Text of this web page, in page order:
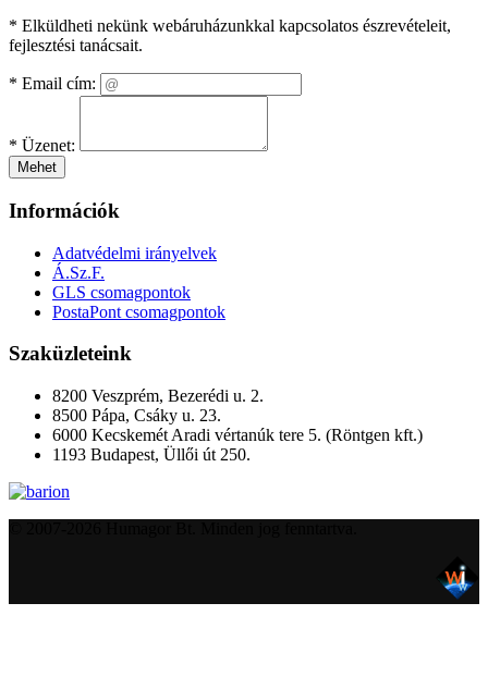
* Elküldheti nekünk webáruházunkkal kapcsolatos észrevételeit,
fejlesztési tanácsait.
* Email cím:
* Üzenet:
Mehet
Információk
Adatvédelmi irányelvek
Á.Sz.F.
GLS csomagpontok
PostaPont csomagpontok
Szaküzleteink
8200 Veszprém, Bezerédi u. 2.
8500 Pápa, Csáky u. 23.
6000 Kecskemét Aradi vértanúk tere 5. (Röntgen kft.)
1193 Budapest, Üllői út 250.